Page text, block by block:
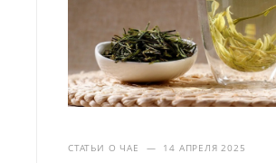
СТАТЬИ О ЧАЕ — 14 АПРЕЛЯ 2025